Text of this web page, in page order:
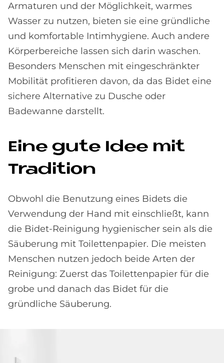
Armaturen und der Möglichkeit, warmes
Wasser zu nutzen, bieten sie eine gründliche
und komfortable Intimhygiene. Auch andere
Körperbereiche lassen sich darin waschen.
Besonders Menschen mit eingeschränkter
Mobilität profitieren davon, da das Bidet eine
sichere Alternative zu Dusche oder
Badewanne darstellt.
Eine gute Idee mit
Tra­di­ti­on
Obwohl die Benutzung eines Bidets die
Verwendung der Hand mit einschließt, kann
die Bidet-Reinigung hygienischer sein als die
Säuberung mit Toilettenpapier. Die meisten
Menschen nutzen jedoch beide Arten der
Reinigung: Zuerst das Toilettenpapier für die
grobe und danach das Bidet für die
gründliche Säuberung.